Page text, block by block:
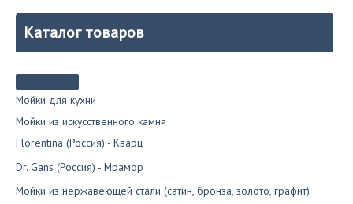
Каталог товаров
Мойки для кухни
Мойки из искусственного камня
Florentina (Россия) - Кварц
Dr. Gans (Россия) - Мрамор
Мойки из нержавеющей стали (сатин, бронза, золото, графит)